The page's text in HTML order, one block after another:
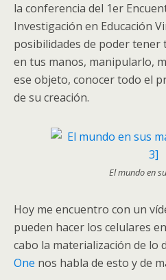
la conferencia del 1er
Investigación en Educación
posibilidades de poder
en tus manos, manipularlo,
ese objeto, conocer todo el
de su creación.
El mundo en
Hoy me encuentro con un
pueden hacer los celulares
cabo la materialización de lo
One nos habla de esto y de